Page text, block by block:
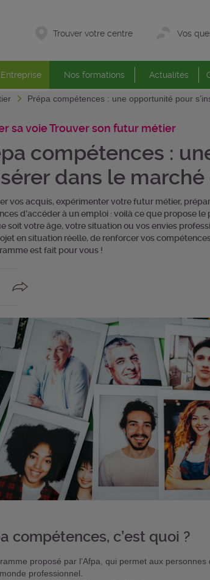
Trouver votre centre Vos
Entreprise Nos formations Actualités
Prépa compétences : une opportunité pour
sa voie Trouver son futur métier
compétences :
dans le
vos acquis, expérimenter votre futur métier,
d’accéder à un emploi : voilà ce que propose
soit votre âge, votre situation ou vos envies
en situation réelle, de renforcer vos
est fait pour vous !
compétences, c’est quoi ?
proposé par l’Afpa, qui permet aux
professionnel.